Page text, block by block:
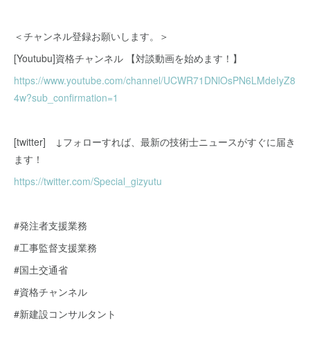
＜チャンネル登録お願いします。＞
[Youtubu]資格チャンネル 【対談動画を始めます！】
https://www.youtube.com/channel/UCWR71DNlOsPN6LMdeIyZ8
4w?sub_confirmation=1
[twitter] ↓フォローすれば、最新の技術士ニュースがすぐに届き
ます！
https://twitter.com/Special_gizyutu
#発注者支援業務
#工事監督支援業務
#国土交通省
#資格チャンネル
#新建設コンサルタント